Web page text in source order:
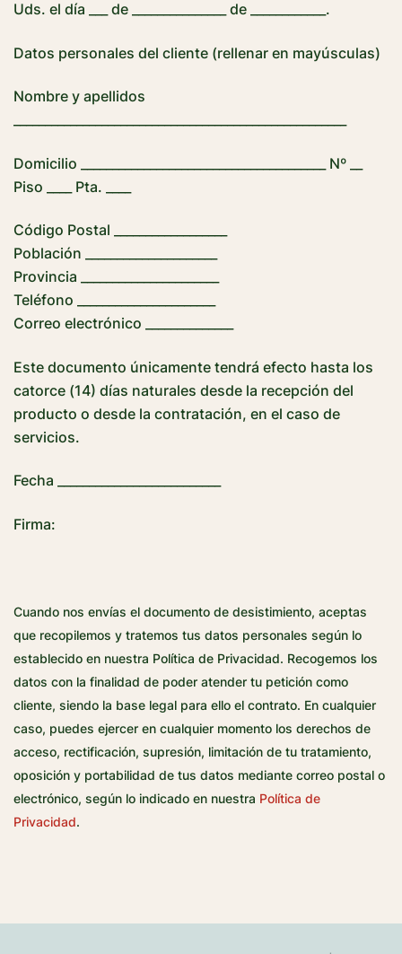
Uds. el día ___ de _______________ de ____________.
Datos personales del cliente (rellenar en mayúsculas)
Nombre y apellidos
Domicilio _______________________________________ Nº __
Piso ____ Pta. ____
Código Postal __________________
Población _____________________
Provincia ______________________
Teléfono ______________________
Correo electrónico ______________
Este documento únicamente tendrá efecto hasta los
catorce (14) días naturales desde la recepción del
producto o desde la contratación, en el caso de
servicios.
Fecha __________________________
Firma:
Cuando nos envías el documento de desistimiento, aceptas
que recopilemos y tratemos tus datos personales según lo
establecido en nuestra Política de Privacidad. Recogemos los
datos con la finalidad de poder atender tu petición como
cliente, siendo la base legal para ello el contrato. En cualquier
caso, puedes ejercer en cualquier momento los derechos de
acceso, rectificación, supresión, limitación de tu tratamiento,
oposición y portabilidad de tus datos mediante correo postal o
electrónico, según lo indicado en nuestra Política de
Privacidad.